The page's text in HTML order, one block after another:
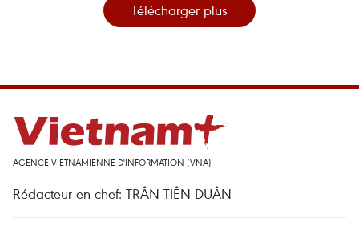
Télécharger plus
AGENCE VIETNAMIENNE D'INFORMATION (VNA)
Rédacteur en chef: TRÂN TIÊN DUÂN